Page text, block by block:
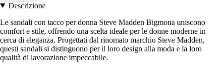
Descrizione
Le sandali con tacco per donna Steve Madden Bigmona uniscono
comfort e stile, offrendo una scelta ideale per le donne moderne in
cerca di eleganza. Progettati dal rinomato marchio Steve Madden,
questi sandali si distinguono per il loro design alla moda e la loro
qualità di lavorazione impeccabile.